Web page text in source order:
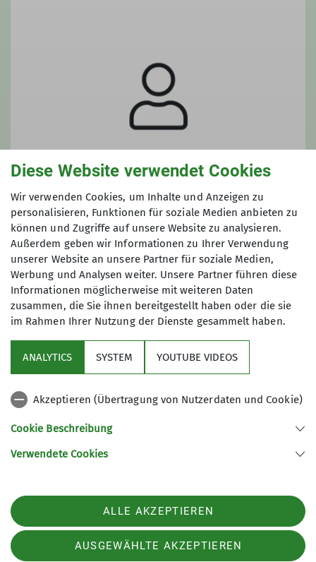
Daniel Gebauer
Sektion
Aktuelles
Sektion Göttingen des Deutschen Alpenvereins e.V.
Kurze Straße 16
37073 Göttingen
Telefon 055143815
Diese Website verwendet Cookies
Wir verwenden Cookies, um Inhalte und Anzeigen zu
personalisieren, Funktionen für soziale Medien anbieten zu
können und Zugriffe auf unsere Website zu analysieren.
Außerdem geben wir Informationen zu Ihrer Verwendung
unserer Website an unsere Partner für soziale Medien,
Werbung und Analysen weiter. Unsere Partner führen diese
Informationen möglicherweise mit weiteren Daten
zusammen, die Sie ihnen bereitgestellt haben oder die sie
im Rahmen Ihrer Nutzung der Dienste gesammelt haben.
ANALYTICS SYSTEM YOUTUBE VIDEOS
Akzeptieren (Übertragung von Nutzerdaten und Cookie)
Cookie Beschreibung
Verwendete Cookies
ALLE AKZEPTIEREN
AUSGEWÄHLTE AKZEPTIEREN